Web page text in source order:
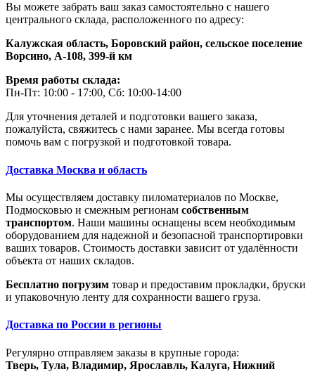
Вы можете забрать ваш заказ самостоятельно с нашего
центрального склада, расположенного по адресу:
Калужская область, Боровский район, сельское поселение
Ворсино, А-108, 399-й км
Время работы склада:
Пн-Пт: 10:00 - 17:00, Сб: 10:00-14:00
Для уточнения деталей и подготовки вашего заказа,
пожалуйста, свяжитесь с нами заранее. Мы всегда готовы
помочь вам с погрузкой и подготовкой товара.
Доставка Москва и область
Мы осуществляем доставку пиломатериалов по Москве,
Подмосковью и смежным регионам собственным
транспортом. Наши машины оснащены всем необходимым
оборудованием для надежной и безопасной транспортировки
ваших товаров. Стоимость доставки зависит от удалённости
объекта от наших складов.
Бесплатно погрузим товар и предоставим прокладки, бруски
и упаковочную ленту для сохранности вашего груза.
Доставка по России в регионы
Регулярно отправляем заказы в крупные города:
Тверь, Тула, Владимир, Ярославль, Калуга, Нижний